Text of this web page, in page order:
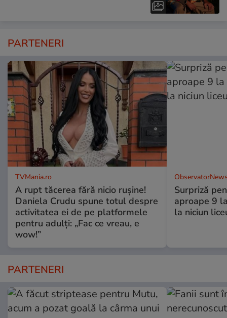
PARTENERI
TVMania.ro
A rupt tăcerea fără nicio rușine!
Daniela Crudu spune totul despre
activitatea ei de pe platformele
pentru adulți: „Fac ce vreau, e
wow!”
Surpriză
aproape 9
la niciun
PARTENERI